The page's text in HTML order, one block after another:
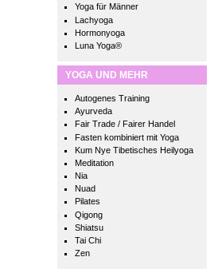
Yoga für Männer
Lachyoga
Hormonyoga
Luna Yoga®
YOGA UND MEHR
Autogenes Training
Ayurveda
Fair Trade / Fairer Handel
Fasten kombiniert mit Yoga
Kum Nye Tibetisches Heilyoga
Meditation
Nia
Nuad
Pilates
Qigong
Shiatsu
Tai Chi
Zen